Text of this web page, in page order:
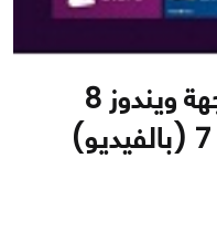
مطور إيطالى يضيف واجهة ويندوز 8